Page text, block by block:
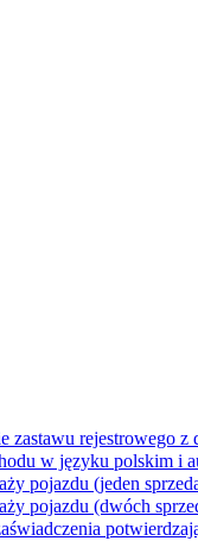
zastawu rejestrowego z
w języku polskim i
pojazdu (jeden
pojazdu (dwóch